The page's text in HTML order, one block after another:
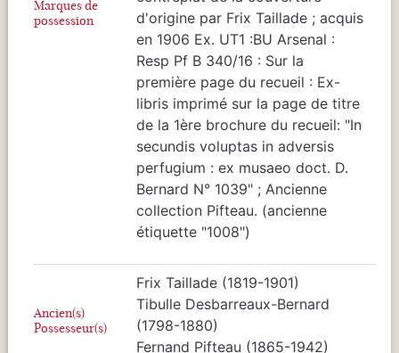
Marques de
possession
d'origine par Frix Taillade ; acquis
en 1906 Ex. UT1 :BU Arsenal :
Resp Pf B 340/16 : Sur la
première page du recueil : Ex-
libris imprimé sur la page de titre
de la 1ère brochure du recueil: "In
secundis voluptas in adversis
perfugium : ex musaeo doct. D.
Bernard N° 1039" ; Ancienne
collection Pifteau. (ancienne
étiquette "1008")
Ancien(s)
Possesseur(s)
Frix Taillade (1819-1901)
Tibulle Desbarreaux-Bernard
(1798-1880)
Fernand Pifteau (1865-1942)